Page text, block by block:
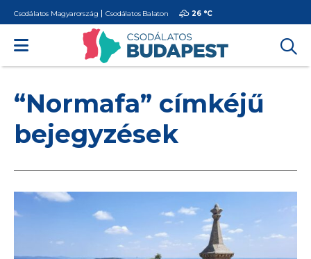
Csodálatos Magyarország Csodálatos Balaton 26 °C
“Normafa” címkéjű
bejegyzések